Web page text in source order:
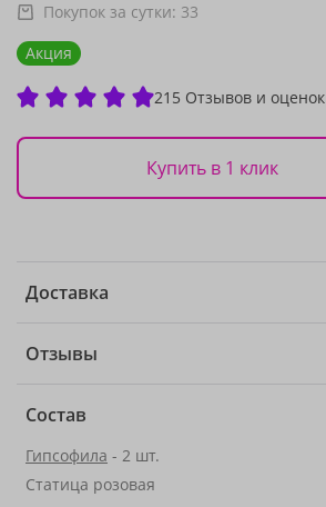
Покупок за сутки: 33
Акция
215 Отзывов и оценок
Купить в 1 клик
Доставка
Отзывы
Состав
Гипсофила - 2 шт.
Статица розовая